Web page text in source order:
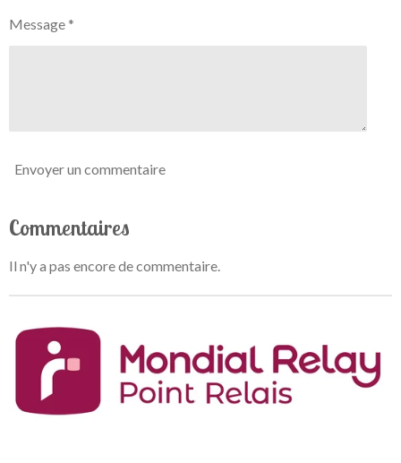
o
Message *
Envoyer un commentaire
Commentaires
Il n'y a pas encore de commentaire.